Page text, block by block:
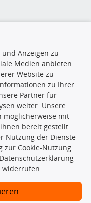
Datenbank dürfen
Datenbank ohne
zu verbreiten
zu lassen. Ein
identifizierte Ersatzteil
Anzeigen zu
Medien anbieten
Website zu
zu Ihrer
Partner für
weiter. Unsere
möglicherweise mit
bereit gestellt
Nutzung der Dienste
zur Cookie-Nutzung